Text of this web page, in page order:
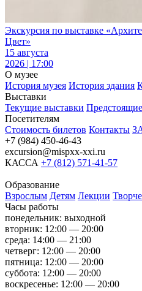
Экскурсия по выставке
Цвет»
15 августа
2026 | 17:00
О музее
История музея История здания
Выставки
Текущие выставки
Посетителям
Стоимость билетов Контакты
+7 (984) 450-46-43
excursion@mispxx-xxi.ru
КАССА +7 (812) 571-41-57
Образование
Взрослым Детям Лекции
Часы работы
понедельник: выходной
вторник: 12:00 — 20:00
среда: 14:00 — 21:00
четверг: 12:00 — 20:00
пятница: 12:00 — 20:00
суббота: 12:00 — 20:00
воскресенье: 12:00 — 20:00